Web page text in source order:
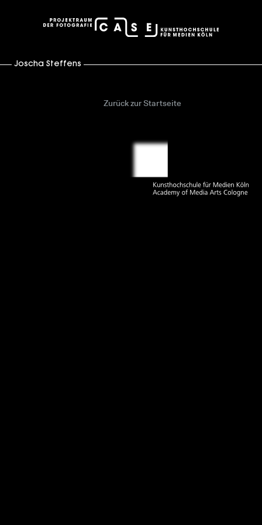
case – Projektraum der Fotografie
Joscha Steffens
Zurück zur Startseite